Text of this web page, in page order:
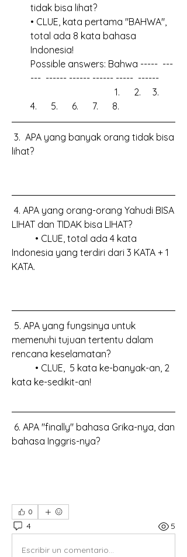
tidak bisa lihat?
• CLUE, kata pertama "BAHWA",
total ada 8 kata bahasa
Indonesia!
Possible answers: Bahwa -----  ---
---  ------ ------ ------ -----  ------
4.      5.      6.      7.      8.
lihat?
LIHAT dan TIDAK bisa LIHAT?
Indonesia yang terdiri dari 3 KATA + 1
KATA.
memenuhi tujuan tertentu dalam
rencana keselamatan?
kata ke-sedikit-an!
bahasa Inggris-nya?
0
4 5
Escribir un comentario...